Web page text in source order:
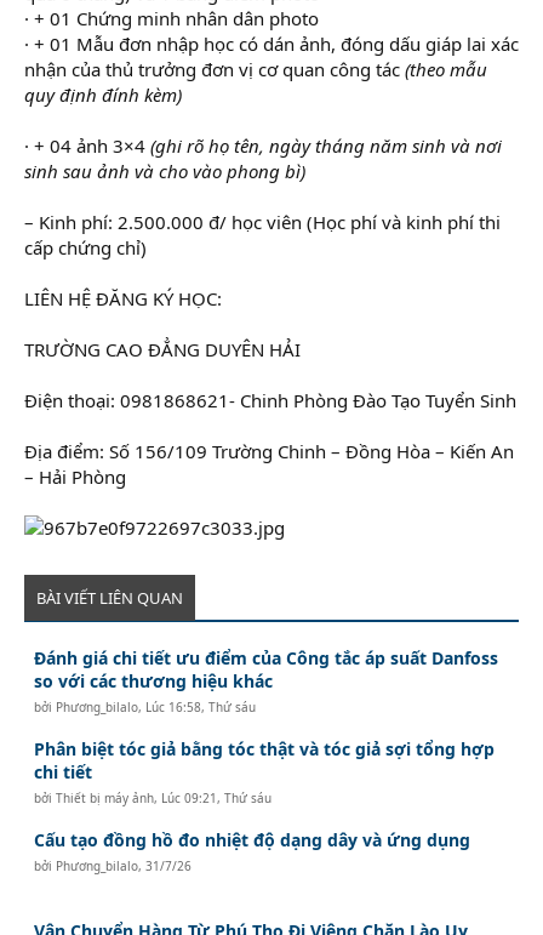
· + 01 Chứng minh nhân dân photo
· + 01 Mẫu đơn nhập học có dán ảnh, đóng dấu giáp lai xác
nhận của thủ trưởng đơn vị cơ quan công tác (theo mẫu
quy định đính kèm)
· + 04 ảnh 3×4 (ghi rõ họ tên, ngày tháng năm sinh và nơi
sinh sau ảnh và cho vào phong bì)
– Kinh phí: 2.500.000 đ/ học viên (Học phí và kinh phí thi
cấp chứng chỉ)
LIÊN HỆ ĐĂNG KÝ HỌC:
TRƯỜNG CAO ĐẲNG DUYÊN HẢI
Điện thoại: 0981868621- Chinh Phòng Đào Tạo Tuyển Sinh
Địa điểm: Số 156/109 Trường Chinh – Đồng Hòa – Kiến An
– Hải Phòng
BÀI VIẾT LIÊN QUAN
Đánh giá chi tiết ưu điểm của Công tắc áp suất Danfoss
so với các thương hiệu khác
bởi Phương_bilalo, Lúc 16:58, Thứ sáu
Phân biệt tóc giả bằng tóc thật và tóc giả sợi tổng hợp
chi tiết
bởiThiết bị máy ảnh, Lúc 09:21, Thứ sáu
Cấu tạo đồng hồ đo nhiệt độ dạng dây và ứng dụng
bởi Phương_bilalo,31/7/26
Vận Chuyển Hàng Từ Phú Thọ Đi Viêng Chăn Lào Uy